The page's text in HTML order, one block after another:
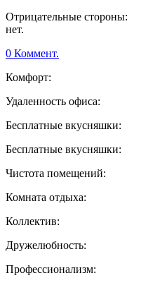
Отрицательные стороны:
нет.
0 Коммент.
Комфорт:
Удаленность офиса:
Бесплатные вкусняшки:
Бесплатные вкусняшки:
Чистота помещений:
Комната отдыха:
Коллектив:
Дружелюбность:
Профессионализм: